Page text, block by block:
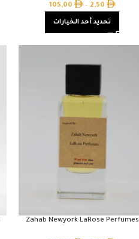
2,50
–
105,00
تحديد أحد الخيارات
Zahab Newyork LaRose Perfumes